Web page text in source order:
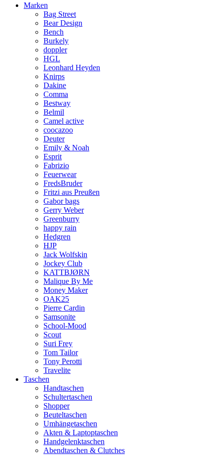
Marken
Bag Street
Bear Design
Bench
Burkely
doppler
HGL
Leonhard Heyden
Knirps
Dakine
Comma
Bestway
Belmil
Camel active
coocazoo
Deuter
Emily & Noah
Esprit
Fabrizio
Feuerwear
FredsBruder
Fritzi aus Preußen
Gabor bags
Gerry Weber
Greenburry
happy rain
Hedgren
HJP
Jack Wolfskin
Jockey Club
KATTBJØRN
Malique By Me
Money Maker
OAK25
Pierre Cardin
Samsonite
School-Mood
Scout
Suri Frey
Tom Tailor
Tony Perotti
Travelite
Taschen
Handtaschen
Schultertaschen
Shopper
Beuteltaschen
Umhängetaschen
Akten & Laptoptaschen
Handgelenktaschen
Abendtaschen & Clutches